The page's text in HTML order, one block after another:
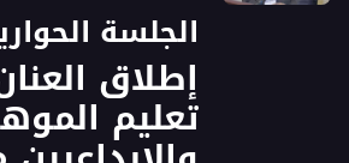
الجلسة
إطلاق
تعليم